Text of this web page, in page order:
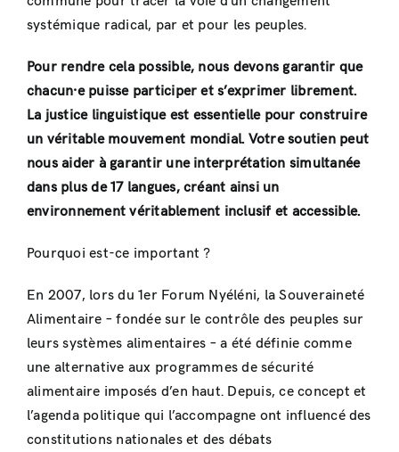
systémique radical, par et pour les peuples.
Pour rendre cela possible, nous devons garantir que
chacun·e puisse participer et s’exprimer librement.
La justice linguistique est essentielle pour construire
un véritable mouvement mondial. Votre soutien peut
nous aider à garantir une interprétation simultanée
dans plus de 17 langues, créant ainsi un
environnement véritablement inclusif et accessible.
Pourquoi est-ce important ?
En 2007, lors du 1er Forum Nyéléni, la Souveraineté
Alimentaire – fondée sur le contrôle des peuples sur
leurs systèmes alimentaires – a été définie comme
une alternative aux programmes de sécurité
alimentaire imposés d’en haut. Depuis, ce concept et
l’agenda politique qui l’accompagne ont influencé des
constitutions nationales et des débats